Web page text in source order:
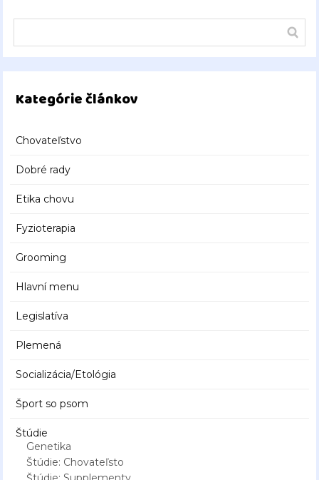
Kategórie článkov
Chovateľstvo
Dobré rady
Etika chovu
Fyzioterapia
Grooming
Hlavní menu
Legislatíva
Plemená
Socializácia/Etológia
Šport so psom
Štúdie
Genetika
Štúdie: Chovateľsto